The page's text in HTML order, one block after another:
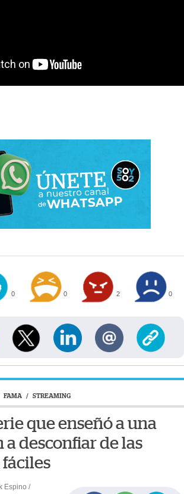
0 0 2 0
FAMA / STREAMING
que enseñó a una
a desconfiar de las
fáciles
Espino /